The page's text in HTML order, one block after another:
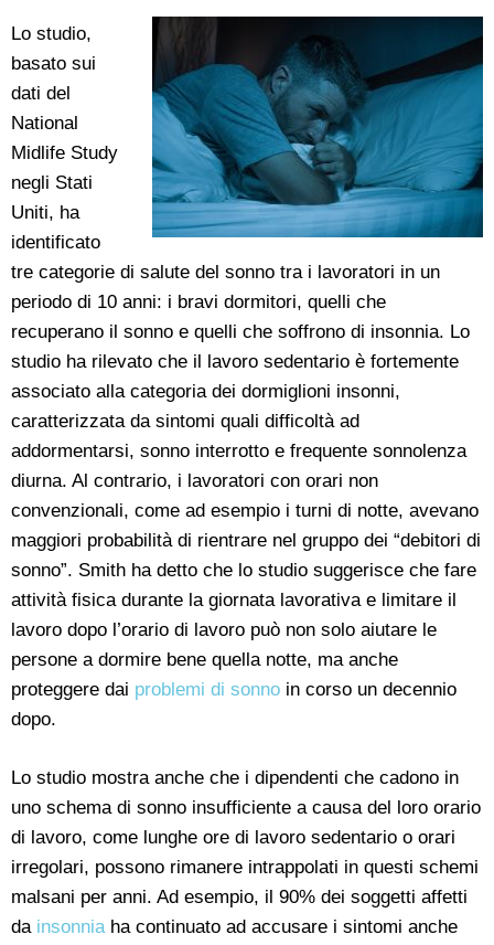
Lo studio,
basato sui
dati del
National
Midlife Study
negli Stati
Uniti, ha
identificato
tre categorie di salute del sonno tra i lavoratori in un
periodo di 10 anni: i bravi dormitori, quelli che
recuperano il sonno e quelli che soffrono di insonnia. Lo
studio ha rilevato che il lavoro sedentario è fortemente
associato alla categoria dei dormiglioni insonni,
caratterizzata da sintomi quali difficoltà ad
addormentarsi, sonno interrotto e frequente sonnolenza
diurna. Al contrario, i lavoratori con orari non
convenzionali, come ad esempio i turni di notte, avevano
maggiori probabilità di rientrare nel gruppo dei “debitori di
sonno”. Smith ha detto che lo studio suggerisce che fare
attività fisica durante la giornata lavorativa e limitare il
lavoro dopo l’orario di lavoro può non solo aiutare le
persone a dormire bene quella notte, ma anche
proteggere dai problemi di sonno in corso un decennio
dopo.
Lo studio mostra anche che i dipendenti che cadono in
uno schema di sonno insufficiente a causa del loro orario
di lavoro, come lunghe ore di lavoro sedentario o orari
irregolari, possono rimanere intrappolati in questi schemi
malsani per anni. Ad esempio, il 90% dei soggetti affetti
da insonniaha continuato ad accusare i sintomi anche